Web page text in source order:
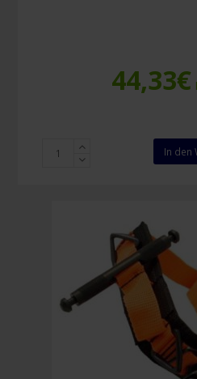
44,33€
Tourniquet
In den